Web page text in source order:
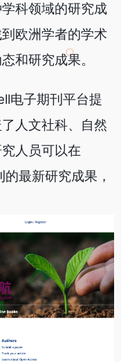
科领域的研究成
欧洲学者的学术
和研究成果。
电子期刊平台提
人文社科、自然
人员可以在
最新研究成果，